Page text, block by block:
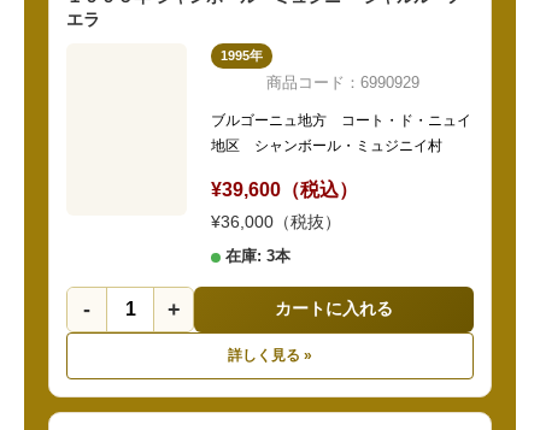
エラ
1995年
商品コード：6990929
ブルゴーニュ地方 コート・ド・ニュイ
地区 シャンボール・ミュジニイ村
¥39,600（税込）
¥36,000（税抜）
在庫: 3本
- + カートに入れる
詳しく見る »